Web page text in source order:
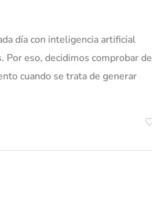
día con inteligencia artificial
Por eso, decidimos comprobar de
cuando se trata de generar